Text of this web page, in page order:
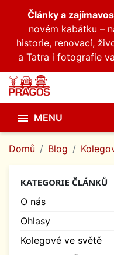
Články a
novém kabátku –
historie, renovací,
a Tatra i fotografie
 MENU
Domů Blog
KATEGORIE ČLÁNKŮ
O nás
Ohlasy
Kolegové ve světě